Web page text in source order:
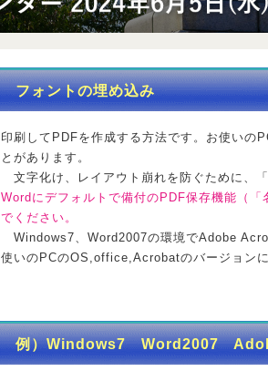
フォントの埋め込み
印刷してPDFを作成する方法です。お使い
とがあります。
文字化け、レイアウト崩れを防ぐために、
Wordにデフォルトで備付のPDF保存機能（
でください。
Windows7、Word2007の環境でAdobe
使いのPCのOS,office,Acrobatのバージョン
例）Windows7 Word2007